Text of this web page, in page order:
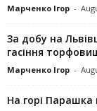
Марченко Ігор -
За добу на
гасіння
Марченко Ігор -
На горі Парашка